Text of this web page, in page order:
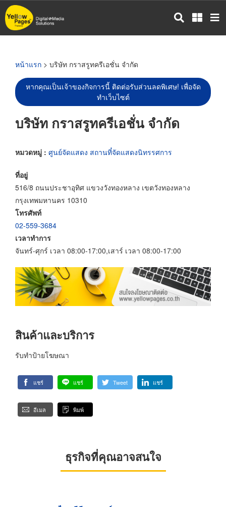
ข้าม
ไป
หน้าแรก > บริษัท กราสรูทครีเอชั่น จำกัด
หากคุณเป็นเจ้าของกิจการนี้ ติดต่อรับส่วนลดพิเศษ! เพื่อจัด
ทำเว็บไซต์
บริษัท กราสรูทครีเอชั่น จำกัด
หมวดหมู่ : ศูนย์จัดแสดง สถานที๋จัดแสดงนิทรรศการ
ที่อยู่
516/8 ถนนประชาอุทิศ แขวงวังทองหลาง เขตวังทองหลาง
กรุงเทพมหานคร 10310
โทรศัพท์
02-559-3684
เวลาทำการ
จันทร์-ศุกร์ เวลา 08:00-17:00,เสาร์ เวลา 08:00-17:00
สินค้าและบริการ
รับทำป้ายโฆษณา
แชร์ แชร์ Tweet แชร์
อีเมล พิมพ์
ธุรกิจที่คุณอาจสนใจ